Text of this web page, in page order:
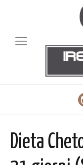
Dieta